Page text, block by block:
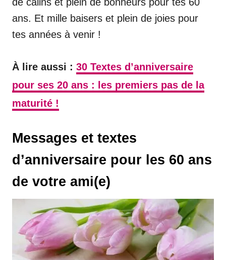
ans. Et mille baisers et plein de joies pour
tes années à venir !
À lire aussi : 30 Textes d’anniversaire
pour ses 20 ans : les premiers pas de la
maturité !
Messages et textes
d’anniversaire pour les 60 ans
de votre ami(e)